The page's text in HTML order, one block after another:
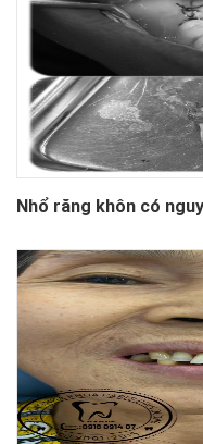
Nhổ răng khôn có